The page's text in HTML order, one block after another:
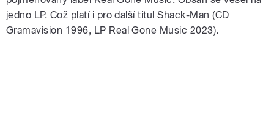
jedno LP. Což platí i pro další titul Shack-Man (CD
Gramavision 1996, LP Real Gone Music 2023).